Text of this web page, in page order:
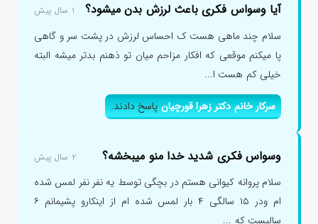
آیا وسواس فکری باعث لرزش بدن میشود؟ ۱ سال پیش
سلام چند ماهی هست ک احساس لرزش در پشت سر و گاهی
پا میکنم موقعی که افکار مزاحم میان تو ذهنم بدتر میشه البته
خیلی کم هست ا...
سرکار خانم دکتر زهرا قورچیانپاسخ دادند.
وسواس فکری شدید خدا منو میبخشه؟ ۲ سال پیش
سلام پروانه کیوانی هستم در بچگی توسط یه نفر نفر لمس شده
ام ودر ۱۵ سالگی ۴ بار لمس شده ام از اینکارو پشیمانم ۶
سالیست که ...